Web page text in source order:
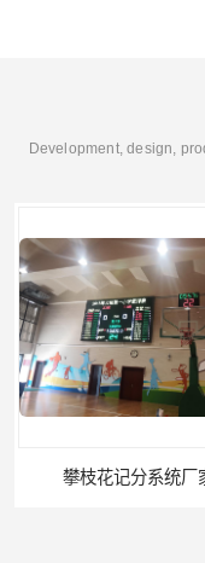
Development, design,
攀枝花记分系统厂